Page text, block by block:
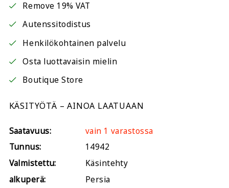
Remove 19% VAT
Autenssitodistus
Henkilökohtainen palvelu
Osta luottavaisin mielin
Boutique Store
KÄSITYÖTÄ – AINOA LAATUAAN
Saatavuus:
vain 1 varastossa
Tunnus:
14942
Valmistettu:
Käsintehty
alkuperä:
Persia